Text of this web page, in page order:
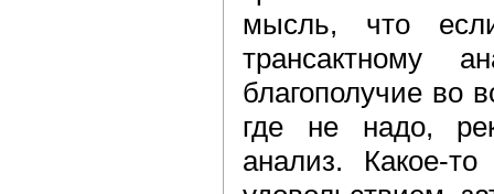
мысль, что
трансактному
благополучие во
где не надо,
анализ. Какое-